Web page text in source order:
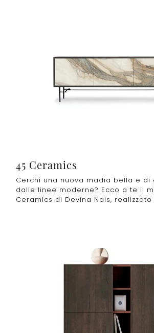
45 Ceramics
Cerchi una nuova madia bella e di
dalle linee moderne? Ecco a te il
Ceramics di Devina Nais,